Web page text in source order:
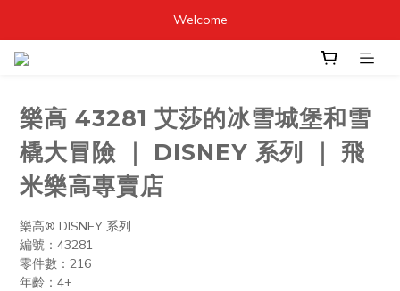
Welcome
樂高 43281 艾莎的冰雪城堡和雪
橇大冒險 ｜ DISNEY 系列 ｜ 飛
米樂高專賣店
樂高® DISNEY 系列
編號：43281
零件數：216
年齡：4+